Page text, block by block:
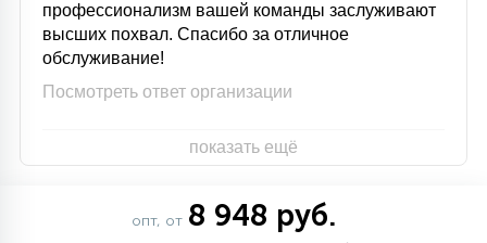
профессионализм вашей команды заслуживают
высших похвал. Спасибо за отличное
обслуживание!
Посмотреть ответ организации
показать ещё
опт, от 8 948 руб.